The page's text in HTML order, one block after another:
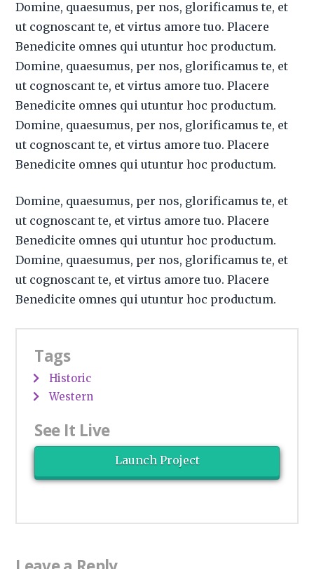
Domine, quaesumus, per nos, glorificamus te, et
ut cognoscant te, et virtus amore tuo. Placere
Benedicite omnes qui utuntur hoc productum.
Domine, quaesumus, per nos, glorificamus te, et
ut cognoscant te, et virtus amore tuo. Placere
Benedicite omnes qui utuntur hoc productum.
Domine, quaesumus, per nos, glorificamus te, et
ut cognoscant te, et virtus amore tuo. Placere
Benedicite omnes qui utuntur hoc productum.
Domine, quaesumus, per nos, glorificamus te, et
ut cognoscant te, et virtus amore tuo. Placere
Benedicite omnes qui utuntur hoc productum.
Domine, quaesumus, per nos, glorificamus te, et
ut cognoscant te, et virtus amore tuo. Placere
Benedicite omnes qui utuntur hoc productum.
Tags
Historic
Western
See It Live
Launch Project